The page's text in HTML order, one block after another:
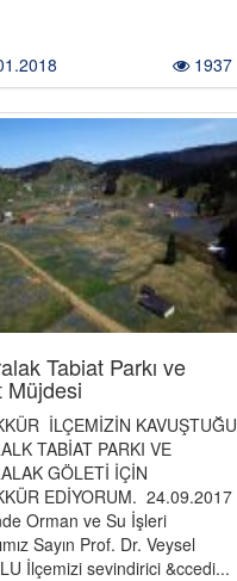
1937
Tabiat Parkı ve
Müjdesi
İLÇEMİZİN KAVUŞTUĞU
TABİAT PARKI VE
GÖLETİ İÇİN
EDİYORUM. 24.09.2017
Orman ve Su İşleri
Sayın Prof. Dr. Veysel
İlçemizi sevindirici &ccedi...